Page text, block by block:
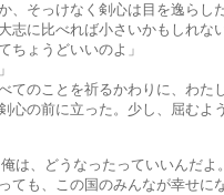
なく剣心は目を逸らした
小さいかもしれないけれど
どいいのよ」
祈るかわりに、わたしが剣
った。少し、屈むようにし
たっていいんだよ。俺はこ
国のみんなが幸せになれば